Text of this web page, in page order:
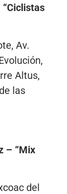
Av.
Altus,
las
– “Mix
del